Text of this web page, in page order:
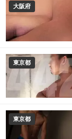
大阪府
東京都
東京都